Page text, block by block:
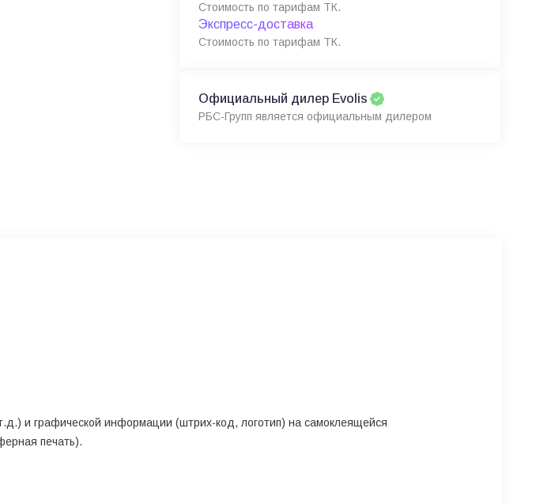
Стоимость по тарифам ТК.
Экспресс-доставка
Стоимость по тарифам ТК.
Официальный дилер Evolis
РБС-Групп является официальным дилером
и графической информации (штрих-код, логотип) на самоклеящейся
печать).